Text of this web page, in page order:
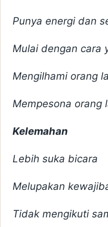
Punya energi dan
Mulai dengan cara
Mengilhami orang
Mempesona orang
Kelemahan
Lebih suka bicara
Melupakan
Tidak mengikuti